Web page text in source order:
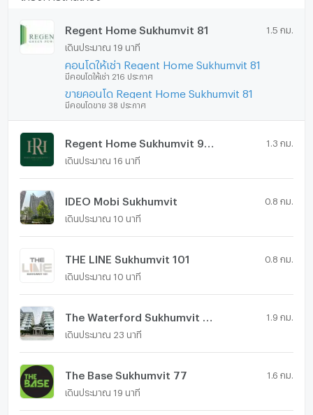
Regent Home Sukhumvit 81 1.5 กม.
เดินประมาณ 19 นาที
คอนโดให้เช่า Regent Home Sukhumvit 81
มีคอนโดให้เช่า 216 ประกาศ
ขายคอนโด Regent Home Sukhumvit 81
มีคอนโดขาย 38 ประกาศ
1.3 กม.
เดินประมาณ 16 นาที
IDEO Mobi Sukhumvit 0.8 กม.
เดินประมาณ 10 นาที
THE LINE Sukhumvit 101 0.8 กม.
เดินประมาณ 10 นาที
1.9 กม.
เดินประมาณ 23 นาที
The Base Sukhumvit 77 1.6 กม.
เดินประมาณ 19 นาที